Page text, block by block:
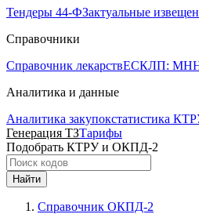
Тендеры 44-ФЗактуальные
Справочники
Справочник лекарствЕСКЛП: МНН,
Аналитика и данные
Аналитика закупокстатистика
Генерация ТЗТарифы
Подобрать КТРУ и ОКПД-2
Найти
Справочник ОКПД-2